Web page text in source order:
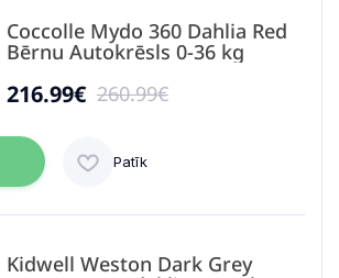
Coccolle Mydo 360 Dahlia Red
Bērnu Autokrēsls 0-36 kg
216.99€ 260.99€
Patīk
Kidwell Weston Dark Grey